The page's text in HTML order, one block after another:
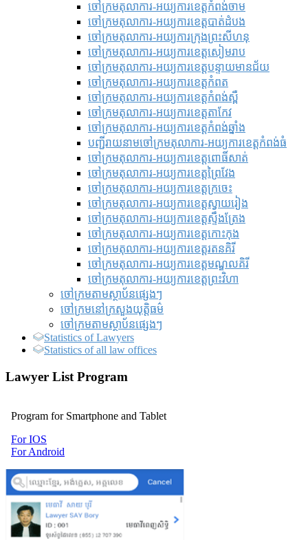
ចៅក្រមតុលាការ-អយ្យការខេត្តកំពង់ចាម
ចៅក្រមតុលាការ-អយ្យការខេត្តបាត់ដំបង
ចៅក្រមតុលាការ-អយ្យការ​ក្រុងព្រះសីហនុ
ចៅក្រមតុលាការ-អយ្យការខេត្តសៀមរាប
ចៅក្រមតុលាការ-អយ្យការខេត្តបន្ទាយមានជ័យ
ចៅក្រមតុលាការ-អយ្យការខេត្តកំពត
ចៅក្រមតុលាការ-អយ្យការខេត្តកំពង់ស្ពឺ
ចៅក្រមតុលាការ-អយ្យការខេត្តតាកែវ
ចៅក្រមតុលាការ-អយ្យការខេត្តកំពង់ឆ្នាំង
បញ្ជីរាយនាមចៅក្រមតុលាការ-អយ្យការខេត្តកំពង់ធំ
ចៅក្រមតុលាការ-អយ្យការខេត្តពោធិ៍សាត់
ចៅក្រមតុលាការ-អយ្យការខេត្តព្រៃវែង
ចៅក្រមតុលាការ-អយ្យការខេត្តក្រចេះ
ចៅក្រមតុលាការ-អយ្យការខេត្តស្វាយរៀង
ចៅក្រមតុលាការ-អយ្យការខេត្តស្ទឹងត្រែង
ចៅក្រមតុលាការ-អយ្យការខេត្តកោះកុង
ចៅក្រមតុលាការ-អយ្យការខេត្តរតនគិរី
ចៅក្រមតុលាការ-អយ្យការខេត្តមណ្ឌលគិរី
ចៅក្រមតុលាការ-អយ្យការខេត្តព្រះវិហា
ចៅក្រមតាមស្ថាប័នផ្សេងៗ
ចៅក្រមនៅក្រសួងយុត្តិធម៌
ចៅក្រមតាមស្ថាប័នផ្សេងៗ
Statistics of Lawyers
Statistics of all law offices
Lawyer List Program
Program for Smartphone and Tablet
For IOS
For Android